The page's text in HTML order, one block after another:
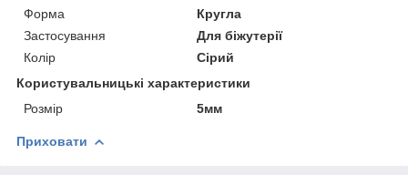
Форма
Кругла
Застосування
Для біжутерії
Колір
Сірий
Користувальницькі характеристики
Розмір
5мм
Приховати